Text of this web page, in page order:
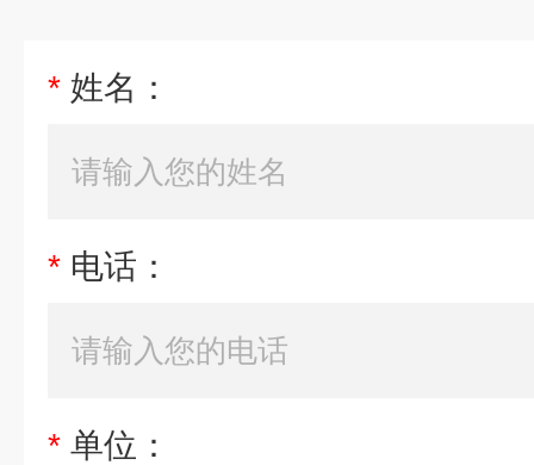
* 姓名：
* 电话：
* 单位：